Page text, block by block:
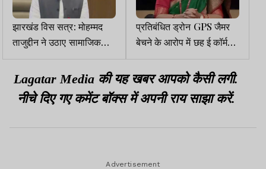
झारखंड विस सत्र: मोहम्मद
ताजुद्दीन ने उठाए सामाजिक
न्याय व बांग्ला भाषियों के मुद्दे
प्रतिबंधित ड्रोन GPS जैमर
बेचने के आरोप में छह ई कॉर्मस
प्लैटफॉर्म को नोटिस
Lagatar Media की यह खबर आपको कैसी लगी.
नीचे दिए गए कमेंट बॉक्स में अपनी राय साझा करें.
Advertisement